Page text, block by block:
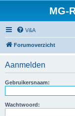
MG-
V&A
Forumoverzicht
Aanmelden
Gebruikersnaam:
Wachtwoord: